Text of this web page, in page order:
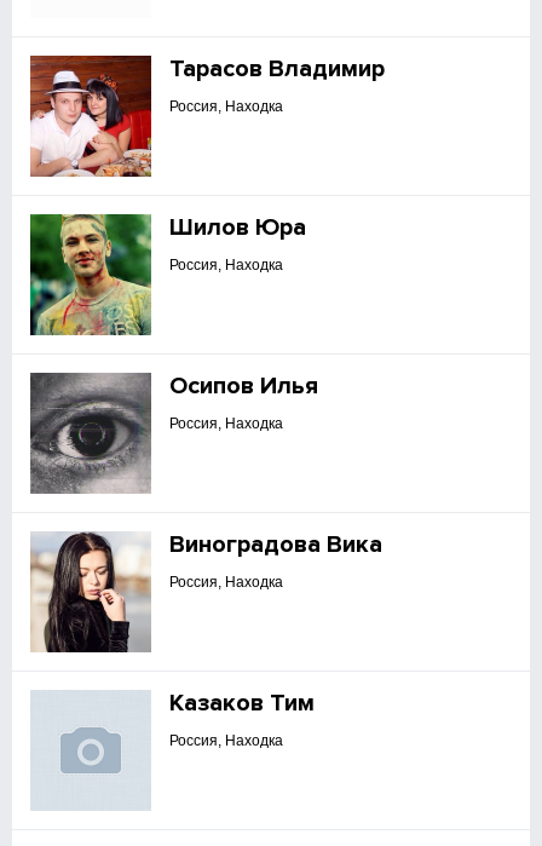
Тарасов Владимир
Россия, Находка
Шилов Юра
Россия, Находка
Осипов Илья
Россия, Находка
Виноградова Вика
Россия, Находка
Казаков Тим
Россия, Находка